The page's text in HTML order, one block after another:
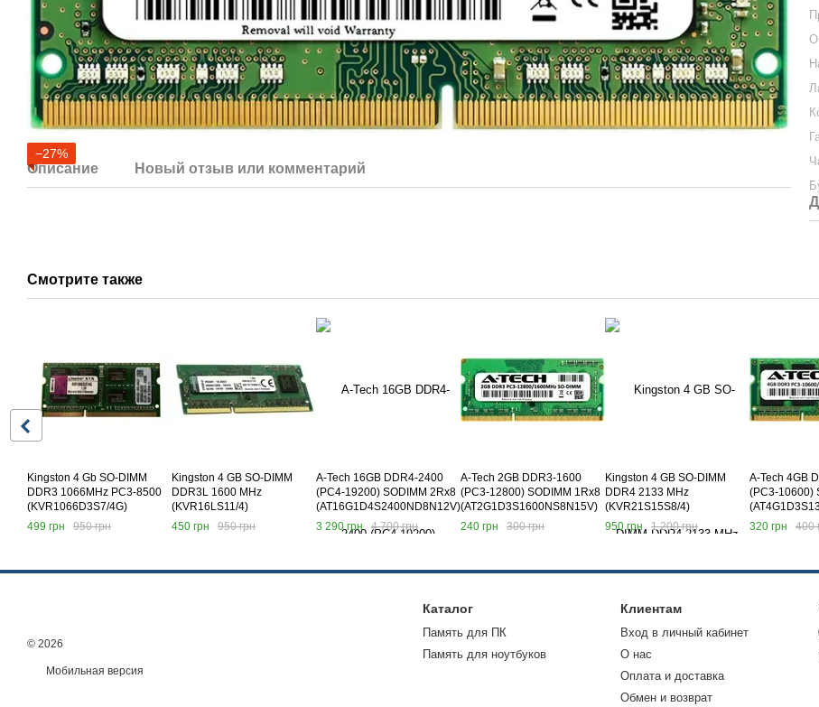
−27%
Описание Новый отзыв или комментарий
Смотрите также
Kingston 4 Gb SO-DIMM
DDR3 1066MHz PC3-8500
(KVR1066D3S7/4G)
499 грн
950 грн
Kingston 4 GB SO-DIMM
DDR3L 1600 MHz
(KVR16LS11/4)
450 грн
950 грн
A-Tech 16GB DDR4-2400
(PC4-19200) SODIMM 2Rx8
(AT16G1D4S2400ND8N12V)
3 290 грн
4 700 грн
A-Tech 2GB DDR3-1600
(PC3-12800) SODIMM 1Rx8
(AT2G1D3S1600NS8N15V)
240 грн
300 грн
Kingston 4 GB SO-DIMM
DDR4 2133 MHz
(KVR21S15S8/4)
950 грн
1 200 грн
A-Tech 4GB
(PC3-10600)
320 грн
400
© 2026
Мобильная версия
Каталог
Память для ПК
Память для ноутбуков
Клиентам
Вход в личный кабинет
О нас
Оплата и доставка
Обмен и возврат